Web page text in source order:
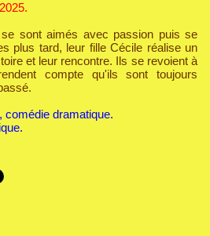
sont aimés avec passion puis se
plus tard, leur fille Cécile réalise un
et leur rencontre. Ils se revoient à
compte qu'ils sont toujours
comédie dramatique.